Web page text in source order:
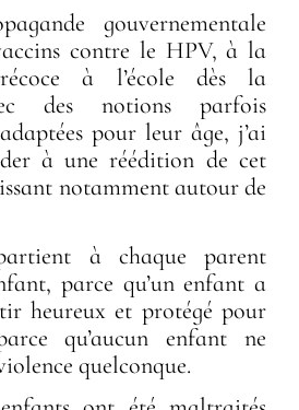
gouvernementale
contre le HPV, à la
à l’école dès la
des notions parfois
pour leur âge, j’ai
à une réédition de cet
notamment autour de
à chaque parent
parce qu’un enfant a
heureux et protégé pour
qu’aucun enfant ne
quelconque.